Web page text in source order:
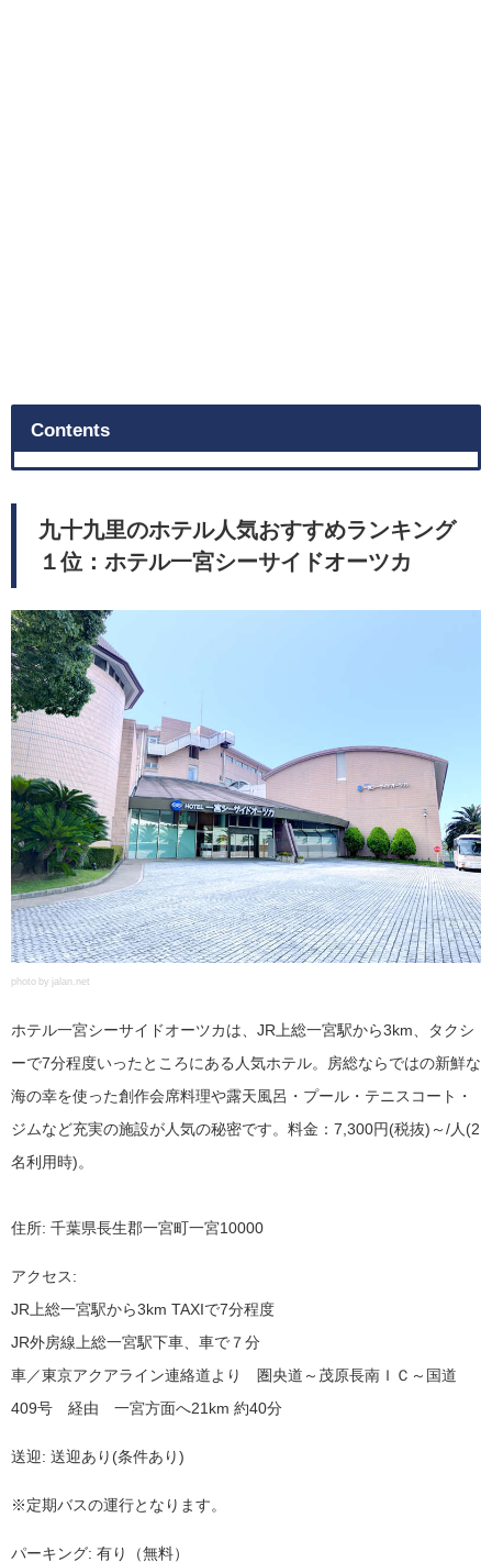
Contents
九十九里のホテル人気おすすめランキング
１位：ホテル一宮シーサイドオーツカ
photo by jalan.net
ホテル一宮シーサイドオーツカは、JR上総一宮駅から3km、タクシ
ーで7分程度いったところにある人気ホテル。房総ならではの新鮮な
海の幸を使った創作会席料理や露天風呂・プール・テニスコート・
ジムなど充実の施設が人気の秘密です。料金：7,300円(税抜)～/人(2
名利用時)。
住所: 千葉県長生郡一宮町一宮10000
アクセス:
JR上総一宮駅から3km TAXIで7分程度
JR外房線上総一宮駅下車、車で７分
車／東京アクアライン連絡道より 圏央道～茂原長南ＩＣ～国道
409号 経由 一宮方面へ21km 約40分
送迎: 送迎あり(条件あり)
※定期バスの運行となります。
パーキング: 有り（無料）